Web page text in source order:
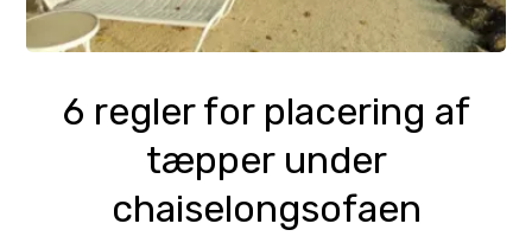
6 regler for placering af
tæpper under
chaiselongsofaen